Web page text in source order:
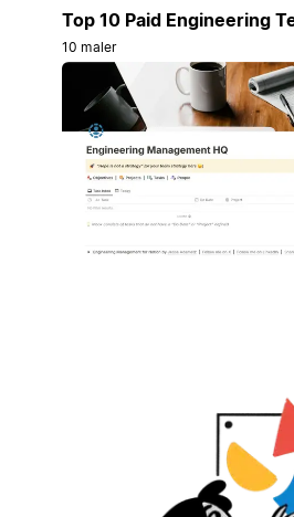
Top 10 Paid Engineering
10 maler